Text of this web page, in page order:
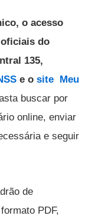
o acesso
do
135,
e o site Meu
buscar por
online, enviar
e seguir
de
PDF,